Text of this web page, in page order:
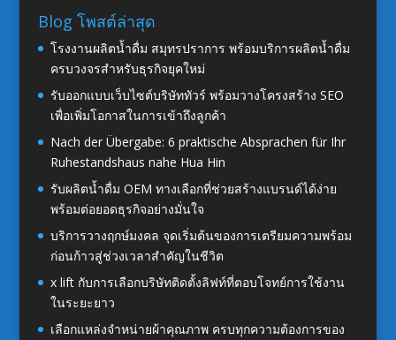
Blog โพสต์ล่าสุด
โรงงานผลิตน้ำดื่ม สมุทรปราการ พร้อมบริการผลิตน้ำดื่ม
ครบวงจรสำหรับธุรกิจยุคใหม่
รับออกแบบเว็บไซต์บริษัททัวร์ พร้อมวางโครงสร้าง SEO
เพื่อเพิ่มโอกาสในการเข้าถึงลูกค้า
Nach der Übergabe: 6 praktische Absprachen für Ihr
Ruhestandshaus nahe Hua Hin
รับผลิตน้ำดื่ม OEM ทางเลือกที่ช่วยสร้างแบรนด์ได้ง่าย
พร้อมต่อยอดธุรกิจอย่างมั่นใจ
บริการวางฤกษ์มงคล จุดเริ่มต้นของการเตรียมความพร้อม
ก่อนก้าวสู่ช่วงเวลาสำคัญในชีวิต
x lift กับการเลือกบริษัทติดตั้งลิฟท์ที่ตอบโจทย์การใช้งาน
ในระยะยาว
เลือกแหล่งจำหน่ายผ้าคุณภาพ ครบทุกความต้องการของ